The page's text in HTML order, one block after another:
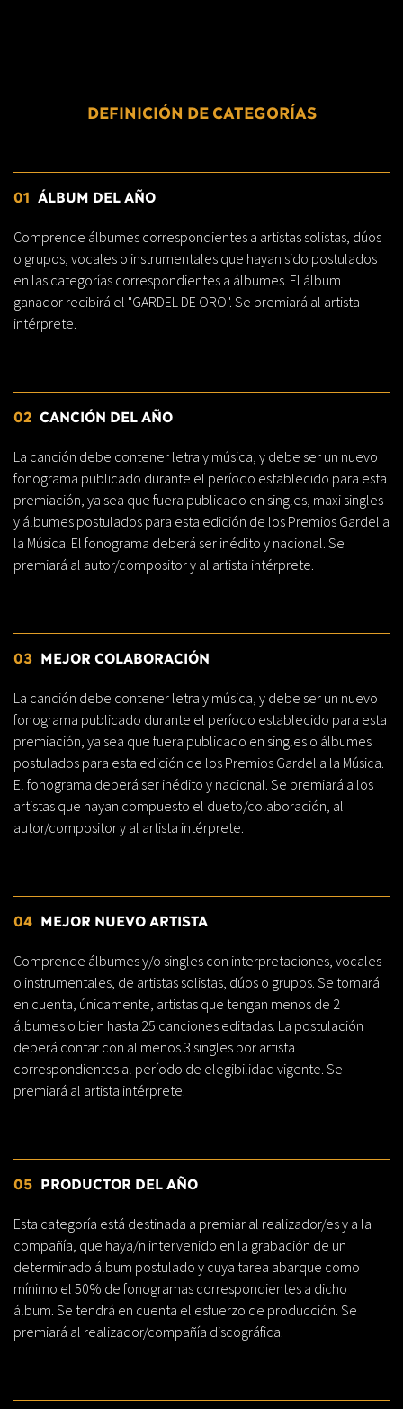
DEFINICIÓN DE CATEGORÍAS
01 ÁLBUM DEL AÑO
Comprende álbumes correspondientes a artistas solistas, dúos
o grupos, vocales o instrumentales que hayan sido postulados
en las categorías correspondientes a álbumes. El álbum
ganador recibirá el "GARDEL DE ORO". Se premiará al artista
intérprete.
02 CANCIÓN DEL AÑO
La canción debe contener letra y música, y debe ser un nuevo
fonograma publicado durante el período establecido para esta
premiación, ya sea que fuera publicado en singles, maxi singles
y álbumes postulados para esta edición de los Premios Gardel a
la Música. El fonograma deberá ser inédito y nacional. Se
premiará al autor/compositor y al artista intérprete.
03 MEJOR COLABORACIÓN
La canción debe contener letra y música, y debe ser un nuevo
fonograma publicado durante el período establecido para esta
premiación, ya sea que fuera publicado en singles o álbumes
postulados para esta edición de los Premios Gardel a la Música.
El fonograma deberá ser inédito y nacional. Se premiará a los
artistas que hayan compuesto el dueto/colaboración, al
autor/compositor y al artista intérprete.
04 MEJOR NUEVO ARTISTA
Comprende álbumes y/o singles con interpretaciones, vocales
o instrumentales, de artistas solistas, dúos o grupos. Se tomará
en cuenta, únicamente, artistas que tengan menos de 2
álbumes o bien hasta 25 canciones editadas. La postulación
deberá contar con al menos 3 singles por artista
correspondientes al período de elegibilidad vigente. Se
premiará al artista intérprete.
05 PRODUCTOR DEL AÑO
Esta categoría está destinada a premiar al realizador/es y a la
compañía, que haya/n intervenido en la grabación de un
determinado álbum postulado y cuya tarea abarque como
mínimo el 50% de fonogramas correspondientes a dicho
álbum. Se tendrá en cuenta el esfuerzo de producción. Se
premiará al realizador/compañía discográfica.